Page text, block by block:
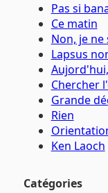
Pas si
Ce matin
Non, je
Lapsus
Chercher
Grande
Rien
Ken Laoch
Catégories